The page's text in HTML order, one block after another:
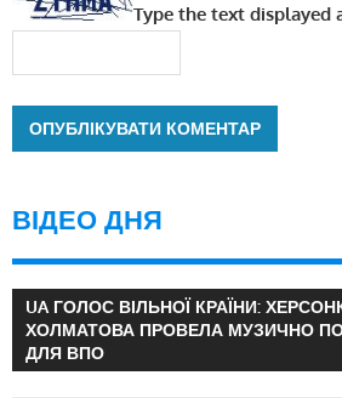
Type the text displayed
ВІДЕО ДНЯ
UA ГОЛОС ВІЛЬНОЇ КРАЇНИ:
ХОЛМАТОВА ПРОВЕЛА МУЗИЧНО
ДЛЯ ВПО